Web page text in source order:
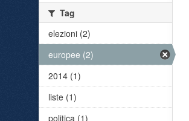
Tag
elezioni (2)
europee (2)
2014 (1)
liste (1)
politica (1)